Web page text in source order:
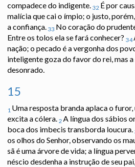
compadece do indigente. 32 É por
malícia que cai o ímpio; o justo,
a confiança. 33 No coração do
Entre os tolos ela se fará conhecer? 34
nação; o pecado é a vergonha dos
inteligente goza do favor do rei, mas
desonrado.
15
1 Uma resposta branda aplaca o
excita a cólera. 2 A língua dos sábios
boca dos imbecis transborda loucura.
os olhos do Senhor, observando os
sã é uma árvore de vida; a língua
néscio desdenha a instrução de seu